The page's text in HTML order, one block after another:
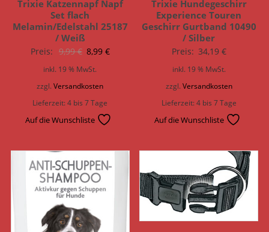
Trixie Katzennapf Napf
Set flach
Melamin/Edelstahl 25187
/ Weiß
Preis: 9,99€ Ursprünglicher
Preis
8,99 €Aktueller
inkl. 19 % MwSt.
zzgl.Versandkosten
Lieferzeit:4 bis 7 Tage
Auf die Wunschliste
Trixie Hundegeschirr
Experience Touren
Geschirr Gurtband 10490
/ Silber
Preis: 34,19 €
inkl. 19 % MwSt.
zzgl. Versandkosten
Lieferzeit:4 bis 7 Tage
Auf die Wunschliste